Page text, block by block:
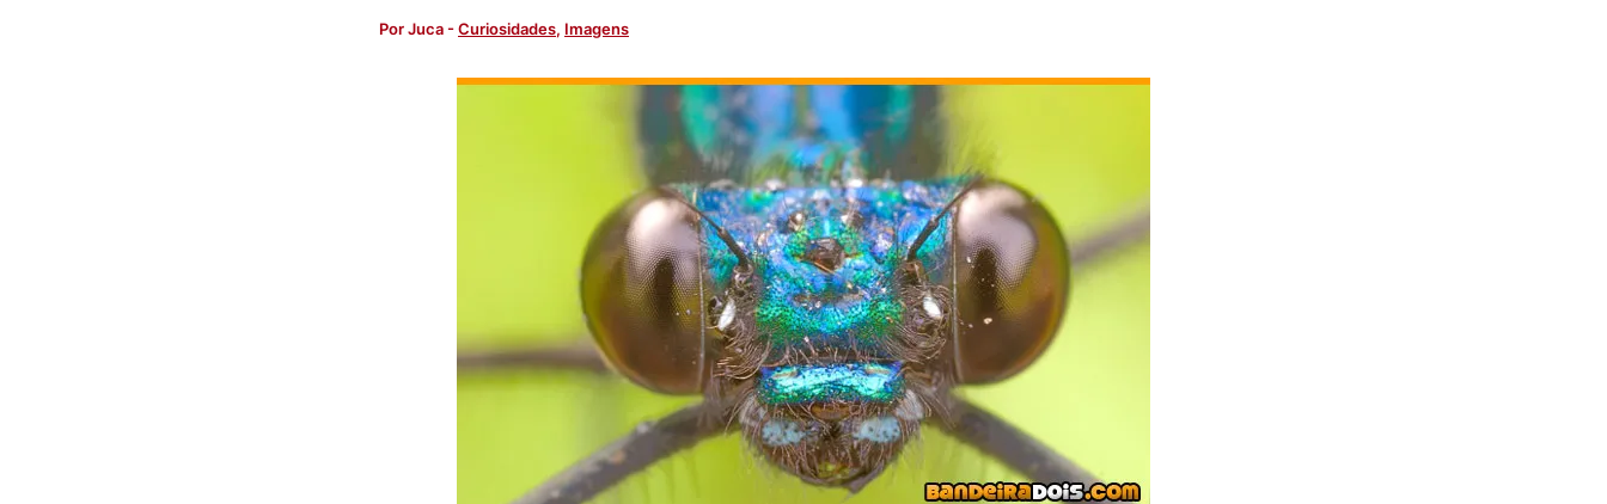
PorJuca-Curiosidades, Imagens